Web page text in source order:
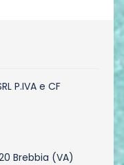
P.IVA e CF
Brebbia (VA)